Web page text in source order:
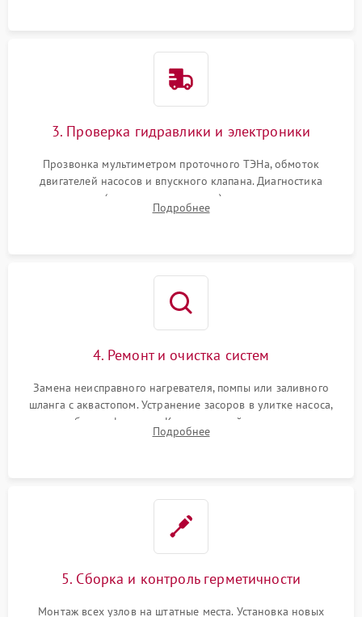
3. Проверка гидравлики и электроники
Прозвонка мультиметром проточного ТЭНа, обмоток
двигателей насосов и впускного клапана. Диагностика
прессостата (датчика уровня воды), датчика мутности,
концевика дверцы и электронного модуля управления.
Подробнее
4. Ремонт и очистка систем
Замена неисправного нагревателя, помпы или заливного
шланга с аквастопом. Устранение засоров в улитке насоса,
патрубках и фильтрах. Компонентный ремонт платы
управления, восстановление поврежденной проводки.
Подробнее
5. Сборка и контроль герметичности
Монтаж всех узлов на штатные места. Установка новых